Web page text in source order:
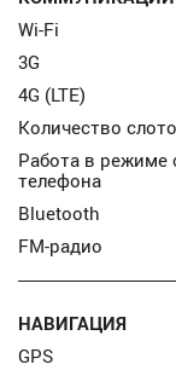
Wi-Fi
3G
4G (LTE)
Количество
Работа в режиме
телефона
Bluetooth
FM-радио
НАВИГАЦИЯ
GPS